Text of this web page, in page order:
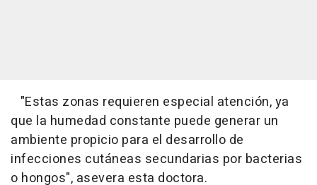
"Estas zonas requieren especial atención, ya
que la humedad constante puede generar un
ambiente propicio para el desarrollo de
infecciones cutáneas secundarias por bacterias
o hongos", asevera esta doctora.